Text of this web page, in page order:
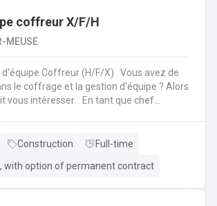
coffreur X/F/H
MEUSE
Coffreur (H/F/X) Vous avez de
le coffrage et la gestion d'équipe ? Alors
En tant que chef
sur des chantiers privés
;veillerez à la bonne utilisation des outils et
Construction
Full-time
with option of permanent contract